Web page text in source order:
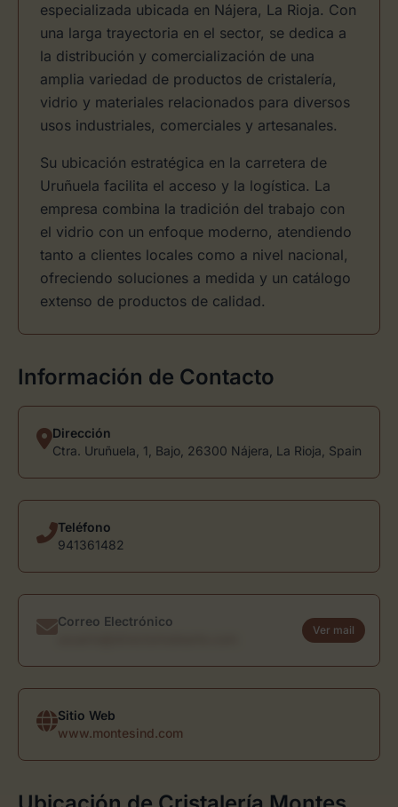
especializada ubicada en Nájera, La Rioja. Con
una larga trayectoria en el sector, se dedica a
la distribución y comercialización de una
amplia variedad de productos de cristalería,
vidrio y materiales relacionados para diversos
usos industriales, comerciales y artesanales.
Su ubicación estratégica en la carretera de
Uruñuela facilita el acceso y la logística. La
empresa combina la tradición del trabajo con
el vidrio con un enfoque moderno, atendiendo
tanto a clientes locales como a nivel nacional,
ofreciendo soluciones a medida y un catálogo
extenso de productos de calidad.
Información de Contacto
Dirección
Ctra. Uruñuela, 1, Bajo, 26300 Nájera, La Rioja, Spain
Teléfono
941361482
Correo Electrónico
Ver mail
Sitio Web
www.montesind.com